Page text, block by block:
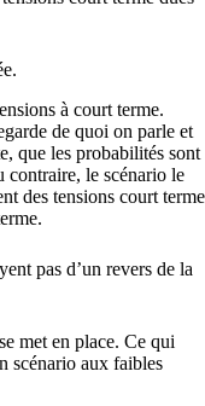
à court terme.
de quoi on parle et
que les probabilités sont
contraire, le scénario le
des tensions court terme
pas d’un revers de la
met en place. Ce qui
scénario aux faibles